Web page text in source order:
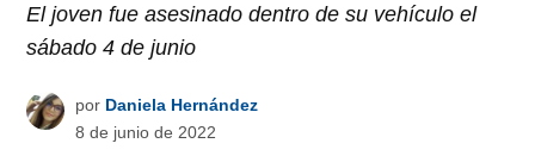
El joven fue asesinado dentro de su vehículo el
sábado 4 de junio
por Daniela Hernández
8 de junio de 2022